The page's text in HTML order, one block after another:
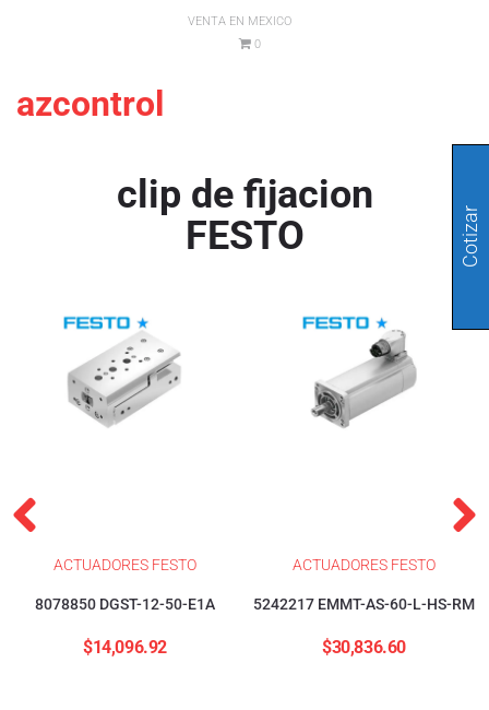
VENTA EN MEXICO
0
azcontrol
clip de fijacion
FESTO
ACTUADORES FESTO
8078850 DGST-12-50-E1A
$14,096.92
ACTUADORES FESTO
5242217 EMMT-AS-60-L-HS-RM
$30,836.60
Cotizar